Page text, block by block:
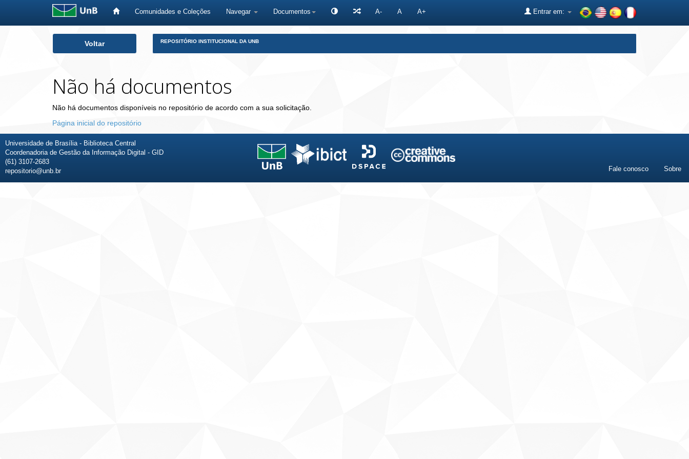
Comunidades e Coleções Navegar Documentos A- A A+ Entrar em:
Voltar REPOSITÓRIO INSTITUCIONAL DA UNB
Não há documentos
Não há documentos disponíveis no repositório de acordo com a sua solicitação.
Página inicial do repositório
Universidade de Brasília - Biblioteca Central
Coordenadoria de Gestão da Informação Digital - GID
(61) 3107-2683
repositorio@unb.br
Fale conosco Sobre